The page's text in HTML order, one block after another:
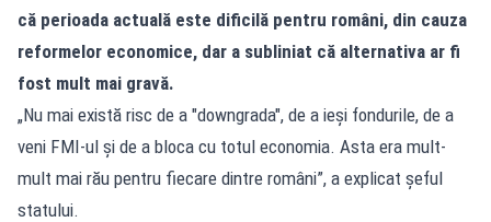
că perioada actuală este dificilă pentru români, din cauza
reformelor economice, dar a subliniat că alternativa ar fi
fost mult mai gravă.
„Nu mai există risc de a "downgrada", de a ieși fondurile, de a
veni FMI-ul și de a bloca cu totul economia. Asta era mult-
mult mai rău pentru fiecare dintre români”, a explicat șeful
statului.